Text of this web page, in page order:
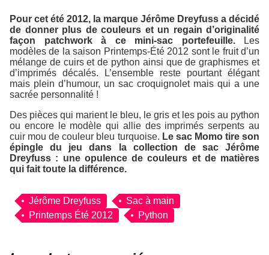
Pour cet été 2012, la marque Jérôme Dreyfuss a décidé
de donner plus de couleurs et un regain d’originalité
façon patchwork à ce mini-sac portefeuille.Les
modèles de la saison Printemps-Été 2012 sont le fruit d’un
mélange de cuirs et de python ainsi que de graphismes et
d’imprimés décalés. L’ensemble reste pourtant élégant
mais plein d’humour, un sac croquignolet mais qui a une
sacrée personnalité !
Des pièces qui marient le bleu, le gris et les pois au python
ou encore le modèle qui allie des imprimés serpents au
cuir mou de couleur bleu turquoise. Le sac Momo tire son
épingle du jeu dans la collection de sac Jérôme
Dreyfuss : une opulence de couleurs et de matières
qui fait toute la différence.
Jérôme Dreyfuss
Sac à main
Printemps Été 2012
Python